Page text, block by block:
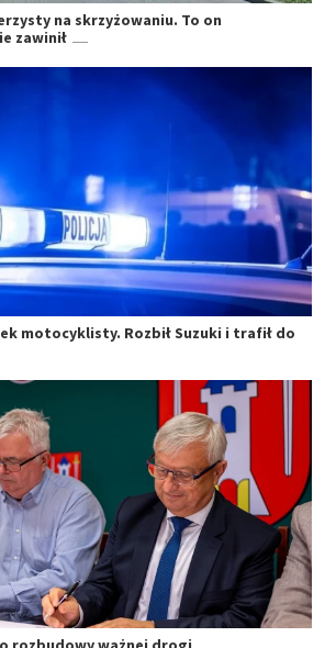
na skrzyżowaniu. To on
zawinił
motocyklisty. Rozbił Suzuki i trafił do